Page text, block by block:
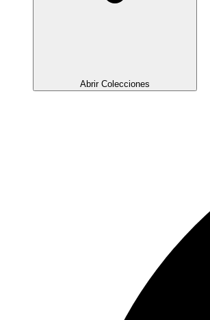
Abrir Colecciones